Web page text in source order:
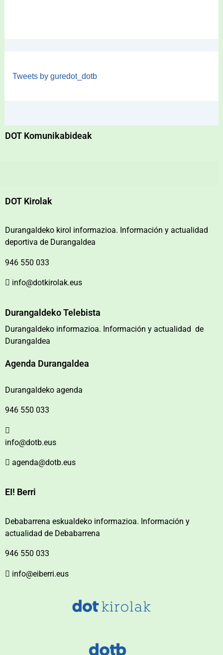
Tweets by guredot_dotb
DOT Komunikabideak
DOT Kirolak
Durangaldeko kirol informazioa. Información y actualidad
deportiva de Durangaldea
946 550 033
info@dotkirolak.eus
Durangaldeko Telebista
Durangaldeko informazioa. Información y actualidad de
Durangaldea
Agenda Durangaldea
Durangaldeko agenda
946 550 033
info@dotb.eus
agenda@dotb.eus
EI! Berri
Debabarrena eskualdeko informazioa. Información y
actualidad de Debabarrena
946 550 033
info@eiberri.eus